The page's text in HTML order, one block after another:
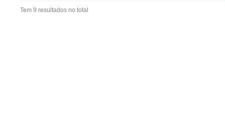
Tem 9 resultados no total